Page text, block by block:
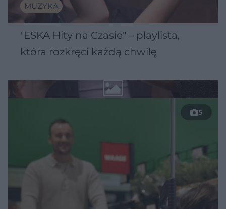
MUZYKA
"ESKA Hity na Czasie" – playlista,
która rozkręci każdą chwilę
5